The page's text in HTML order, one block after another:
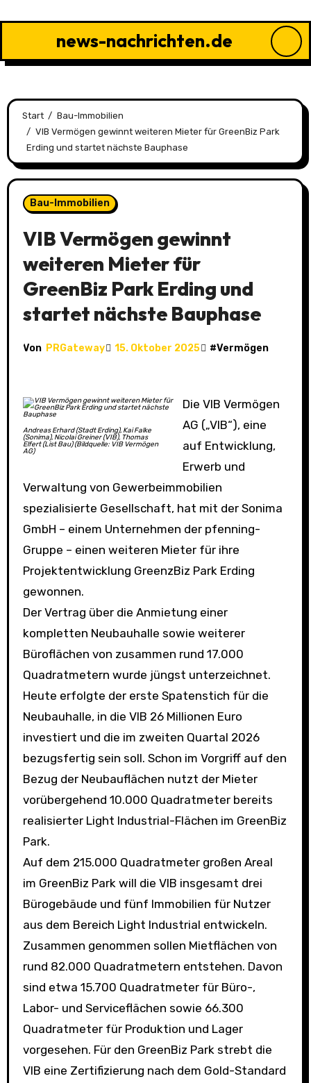
news-nachrichten.de
Start
Bau-Immobilien
VIB Vermögen gewinnt weiteren Mieter für GreenBiz Park
Erding und startet nächste Bauphase
Bau-Immobilien
VIB Vermögen gewinnt
weiteren Mieter für
GreenBiz Park Erding und
startet nächste Bauphase
Von PRGateway 15. Oktober 2025 #Vermögen
Andreas Erhard (Stadt Erding), Kai Falke
(Sonima), Nicolai Greiner (VIB), Thomas
Elfert (List Bau) (Bildquelle: VIB Vermögen
AG)
Die VIB Vermögen
AG („VIB“), eine
auf Entwicklung,
Erwerb und
Verwaltung von Gewerbeimmobilien
spezialisierte Gesellschaft, hat mit der Sonima
GmbH – einem Unternehmen der pfenning-
Gruppe – einen weiteren Mieter für ihre
Projektentwicklung GreenzBiz Park Erding
gewonnen.
Der Vertrag über die Anmietung einer
kompletten Neubauhalle sowie weiterer
Büroflächen von zusammen rund 17.000
Quadratmetern wurde jüngst unterzeichnet.
Heute erfolgte der erste Spatenstich für die
Neubauhalle, in die VIB 26 Millionen Euro
investiert und die im zweiten Quartal 2026
bezugsfertig sein soll. Schon im Vorgriff auf den
Bezug der Neubauflächen nutzt der Mieter
vorübergehend 10.000 Quadratmeter bereits
realisierter Light Industrial-Flächen im GreenBiz
Park.
Auf dem 215.000 Quadratmeter großen Areal
im GreenBiz Park will die VIB insgesamt drei
Bürogebäude und fünf Immobilien für Nutzer
aus dem Bereich Light Industrial entwickeln.
Zusammen genommen sollen Mietflächen von
rund 82.000 Quadratmetern entstehen. Davon
sind etwa 15.700 Quadratmeter für Büro-,
Labor- und Serviceflächen sowie 66.300
Quadratmeter für Produktion und Lager
vorgesehen. Für den GreenBiz Park strebt die
VIB eine Zertifizierung nach dem Gold-Standard